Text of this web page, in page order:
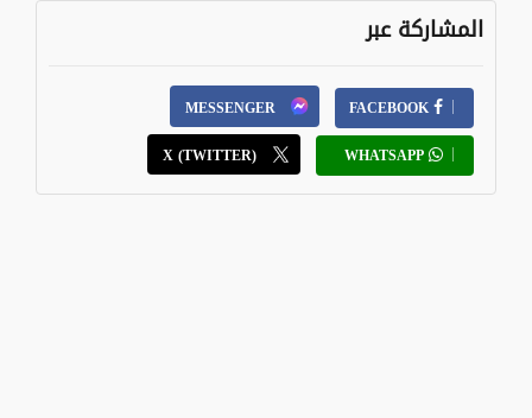
المشاركة عبر
FACEBOOK
MESSENGER
WHATSAPP
X (TWITTER)